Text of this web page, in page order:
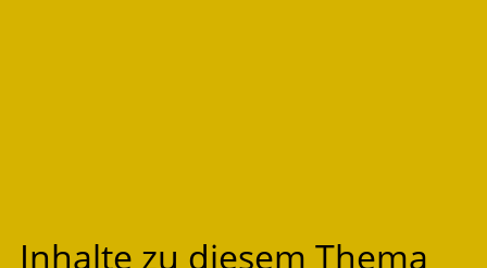
Inhalte zu diesem Thema